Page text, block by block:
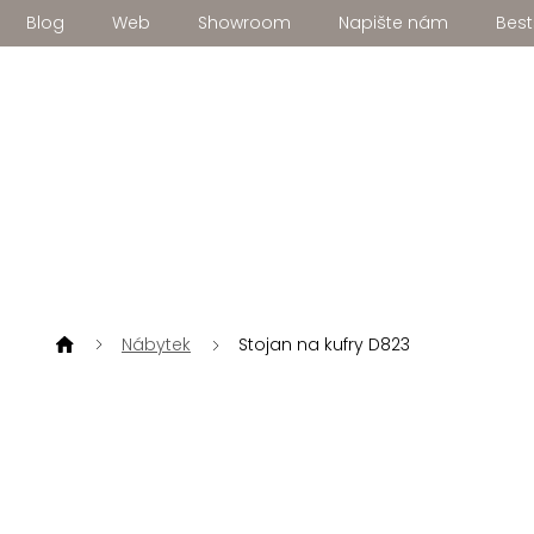
PřejítBlog Web Showroom Napište nám
Nábytek Stojan na kufry D823